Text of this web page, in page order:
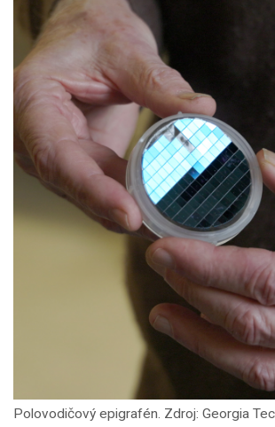
Polovodičový epigrafén. Zdroj: Georgia